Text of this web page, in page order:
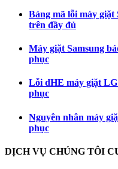
Bảng mã lỗi máy giặt
trên đầy đủ
Máy giặt Samsung
phục
Lỗi dHE máy giặt
phục
Nguyên nhân máy
phục
DỊCH VỤ CHÚNG TÔI